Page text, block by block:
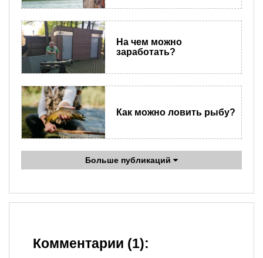
На чем можно
заработать?
Как можно ловить рыбу?
Больше публикаций
Комментарии (1):